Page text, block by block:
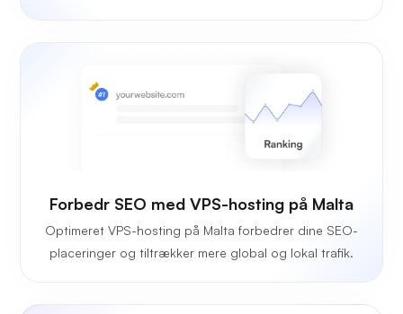
Forbedr SEO med VPS-hosting på Malta
Optimeret VPS-hosting på Malta forbedrer dine SEO-
placeringer og tiltrækker mere global og lokal trafik.